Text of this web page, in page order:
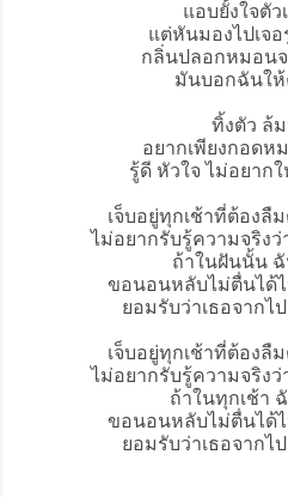
แอบยั้งใจตัว
แต่หันมองไปเจ
กลิ่นปลอกหมอน
มันบอกฉันให้
ทิ้งตัว ล้
อยากเพียงกอดห
รู้ดี หัวใจ ไม่อยาก
เจ็บอยู่ทุกเช้าที่ต้องลื
ไม่อยากรับรู้ความจริง
ถ้าในฝันนั้น ฉั
ขอนอนหลับไม่ตื่นได้
ยอมรับว่าเธอจากไ
เจ็บอยู่ทุกเช้าที่ต้องลื
ไม่อยากรับรู้ความจริง
ถ้าในทุกเช้า
ขอนอนหลับไม่ตื่นได้
ยอมรับว่าเธอจากไ